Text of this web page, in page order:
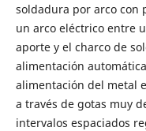
soldadura por arco con
un arco eléctrico entre
aporte y el charco de
alimentación
alimentación del metal
a través de gotas muy
intervalos espaciados